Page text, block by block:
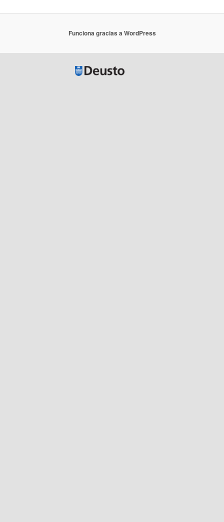
Funciona gracias a WordPress